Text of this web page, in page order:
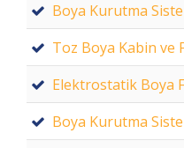
Boya Kurutma
Toz Boya Kabin ve
Elektrostatik Boya
Boya Kurutma